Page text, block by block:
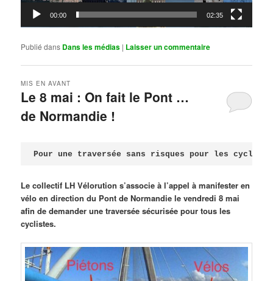
00:00 02:35
Publié dans Dans les médias | Laisser un commentaire
Le 8 mai : On fait le Pont …
de Normandie !
MIS EN AVANT
Pour une traversée sans risques pour les
Le collectif LH Vélorution s’associe à l’appel à manifester en
vélo en direction du Pont de Normandie le vendredi 8 mai
afin de demander une traversée sécurisée pour tous les
cyclistes.